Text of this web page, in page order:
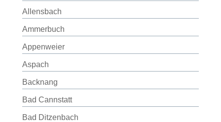
Allensbach
Ammerbuch
Appenweier
Aspach
Backnang
Bad Cannstatt
Bad Ditzenbach